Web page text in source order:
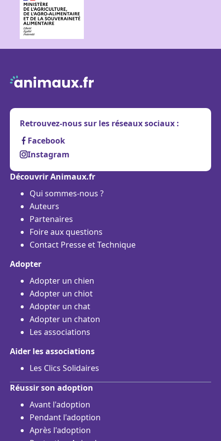
Retrouvez-nous sur les réseaux sociaux :
Facebook
Instagram
Découvrir Animaux.fr
Qui sommes-nous ?
Auteurs
Partenaires
Foire aux questions
Contact Presse et Technique
Adopter
Adopter un chien
Adopter un chiot
Adopter un chat
Adopter un chaton
Les associations
Aider les associations
Les Clics Solidaires
Réussir son adoption
Avant l'adoption
Pendant l'adoption
Après l'adoption